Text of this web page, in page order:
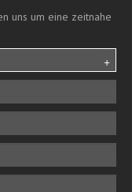
uns um eine zeitnahe